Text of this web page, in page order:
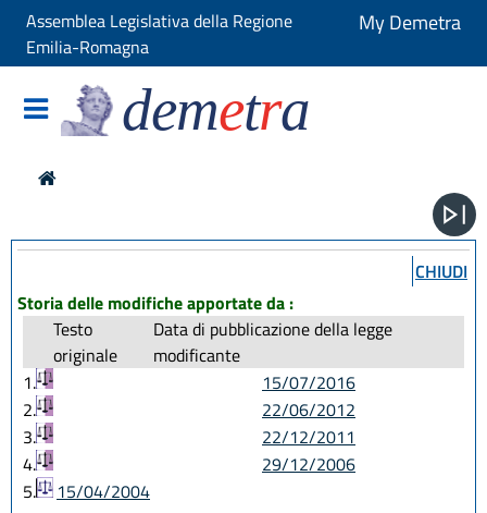
Assemblea Legislativa della Regione
Emilia-Romagna
My Demetra
demetra
CHIUDI
Storia delle modifiche apportate da :
Testo
originale
Data di pubblicazione della legge
modificante
1.
15/07/2016
2.
22/06/2012
3.
22/12/2011
4.
29/12/2006
5.
15/04/2004